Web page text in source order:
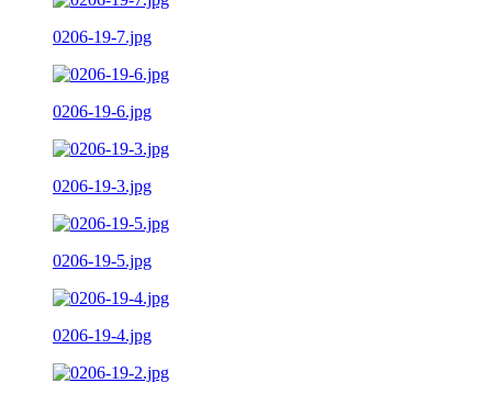
0206-19-7.jpg
0206-19-6.jpg
0206-19-3.jpg
0206-19-5.jpg
0206-19-4.jpg